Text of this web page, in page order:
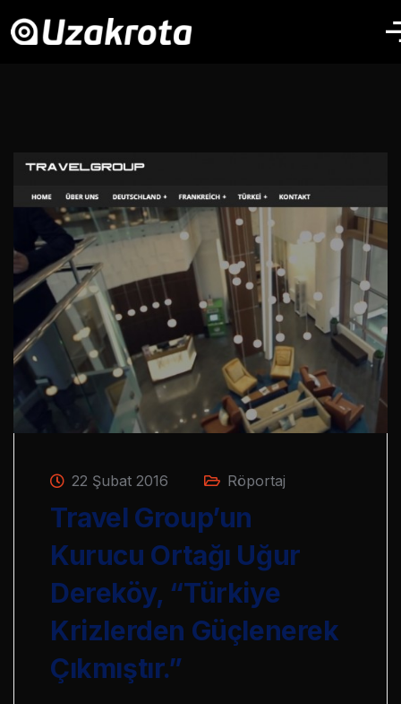
22 Şubat 2016 Röportaj
Travel Group’un
Kurucu Ortağı Uğur
Dereköy, “Türkiye
Krizlerden Güçlenerek
Çıkmıştır.”